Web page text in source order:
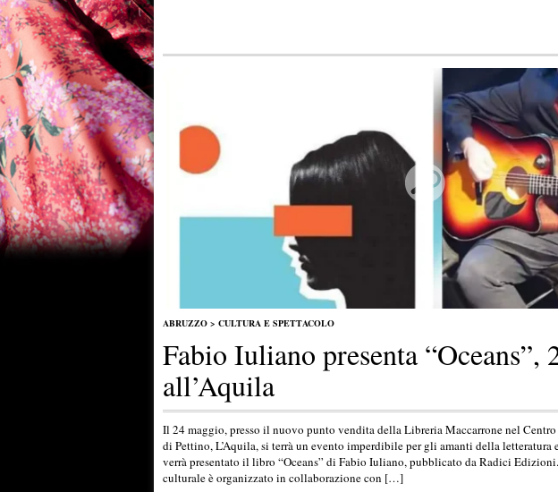
ABRUZZO > CULTURA E SPETTACOLO
Fabio Iuliano presenta “Oceans”,
all’Aquila
Il 24 maggio, presso il nuovo punto vendita della Libreria Maccarrone nel
di Pettino, L’Aquila, si terrà un evento imperdibile per gli amanti della letteratura
verrà presentato il libro “Oceans” di Fabio Iuliano, pubblicato da Radici
culturale è organizzato in collaborazione con […]